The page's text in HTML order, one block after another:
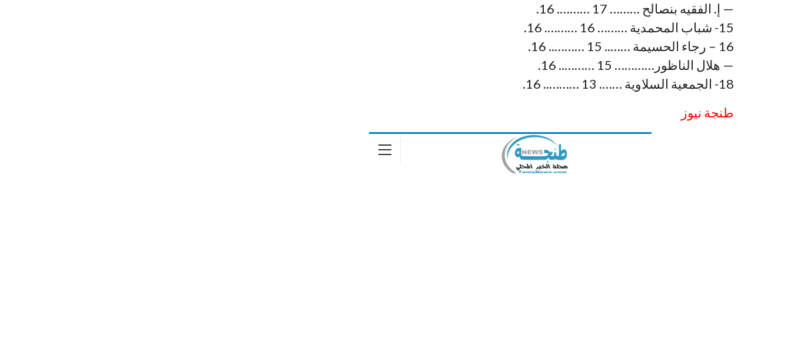
— إ. الفقيه بنصالح ……… 17 ………. 16.
15- شباب المحمدية ……… 16 ………. 16.
16 – رجاء الحسيمة …….. 15 ……….. 16.
— هلال الناظور………… 15 ……….. 16.
18- الجمعية السلاوية ……. 13 ……….. 16.
طنجة نيوز